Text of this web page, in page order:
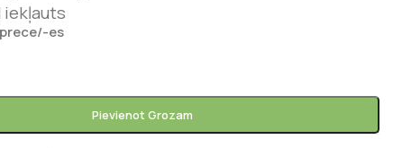
iekļauts
es
Pievienot Grozam